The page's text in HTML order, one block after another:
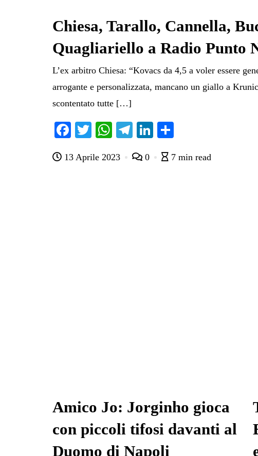
Chiesa, Tarallo, Cannella,
Quagliariello a Radio Punto
L’ex arbitro Chiesa: “Kovacs da 4,5 a voler essere
arrogante e personalizzata, mancano un giallo a
scontentato tutte […]
Fa
bo
T
tte
W
ts
Te
gr
Li
ed di
13 Aprile 2023 0 7 min read
Amico Jo: Jorginho gioca
con piccoli tifosi davanti al
Duomo di Napoli